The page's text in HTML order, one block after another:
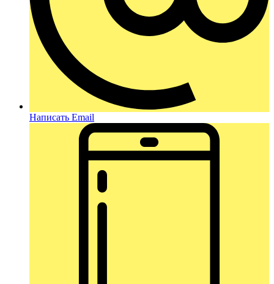
Написать Email